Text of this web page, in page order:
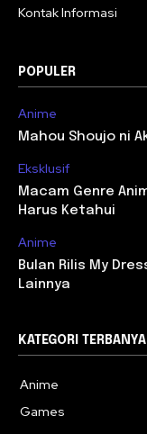
Kontak Informasi
POPULER
Anime
Mahou Shoujo ni
Eksklusif
Macam Genre
Harus Ketahui
Anime
Bulan Rilis My
Lainnya
KATEGORI
Anime
Games